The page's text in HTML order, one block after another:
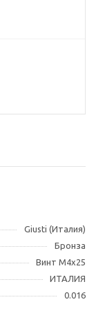
Giusti (Италия)
Бронза
Винт М4x25
ИТАЛИЯ
0.016